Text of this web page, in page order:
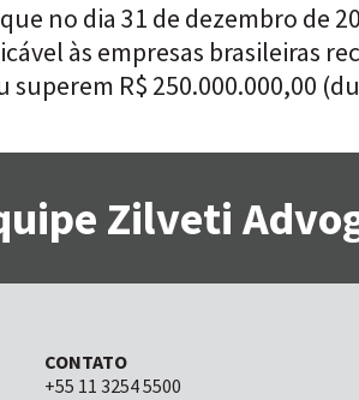
no dia 31 de dezembro de
às empresas brasileiras
superem R$ 250.000.000,00
Zilveti
CONTATO
+55 11 3254 5500